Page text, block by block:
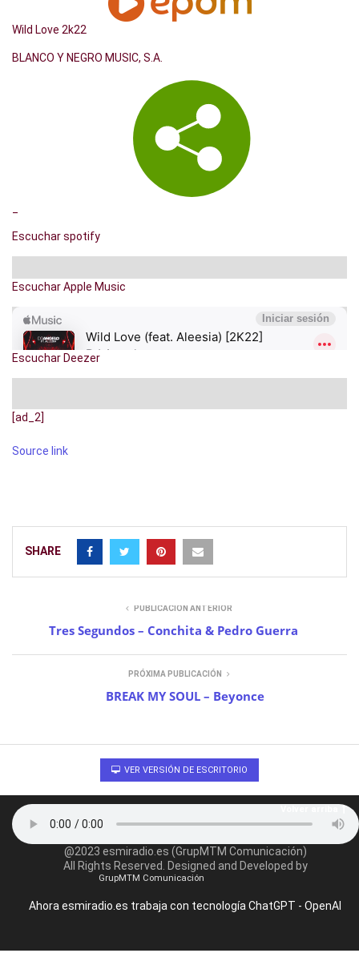
Wild Love 2k22
BLANCO Y NEGRO MUSIC, S.A.
Escuchar spotify
Escuchar Apple Music
Escuchar Deezer
[ad_2]
Source link
SHARE
PUBLICACIÓN ANTERIOR
Tres Segundos – Conchita & Pedro Guerra
PRÓXIMA PUBLICACIÓN
BREAK MY SOUL – Beyonce
VER VERSIÓN DE ESCRITORIO
@2023 esmiradio.es (GrupMTM Comunicación)
All Rights Reserved. Designed and Developed by
GrupMTM Comunicación
Ahora esmiradio.es trabaja con tecnología ChatGPT - OpenAI